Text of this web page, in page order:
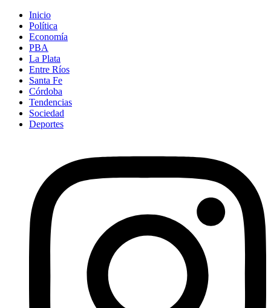
Inicio
Política
Economía
PBA
La Plata
Entre Ríos
Santa Fe
Córdoba
Tendencias
Sociedad
Deportes